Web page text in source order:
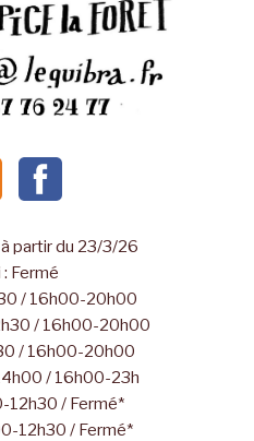
partir du 23/3/26
: Fermé
/ 16h00-20h00
/ 16h00-20h00
/ 16h00-20h00
/ 16h00-23h
12h30 / Fermé*
12h30 / Fermé*